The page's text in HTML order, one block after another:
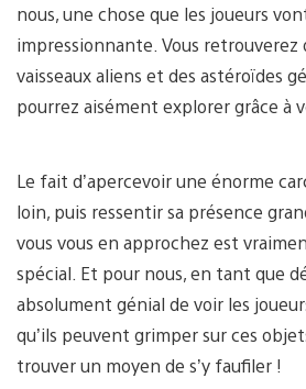
nous, une chose que les joueurs
impressionnante. Vous retrouverez
vaisseaux aliens et des astéroïdes
pourrez aisément explorer grâce à
Le fait d’apercevoir une énorme
loin, puis ressentir sa présence
vous vous en approchez est
spécial. Et pour nous, en tant que
absolument génial de voir les
qu’ils peuvent grimper sur ces
trouver un moyen de s’y faufiler !